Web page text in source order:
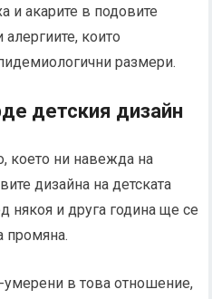
и акарите в подовите
алергиите, които
размери.
детския дизайн
което ни навежда на
дизайна на детската
някоя и друга година ще се
промяна.
умерени в това отношение,